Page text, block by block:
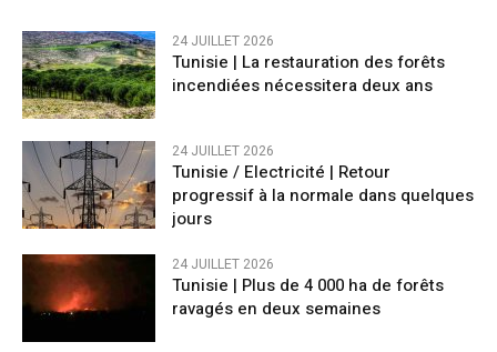
24 JUILLET 2026
Tunisie | La restauration des forêts
incendiées nécessitera deux ans
24 JUILLET 2026
Tunisie / Electricité | Retour
progressif à la normale dans quelques
jours
24 JUILLET 2026
Tunisie | Plus de 4 000 ha de forêts
ravagés en deux semaines